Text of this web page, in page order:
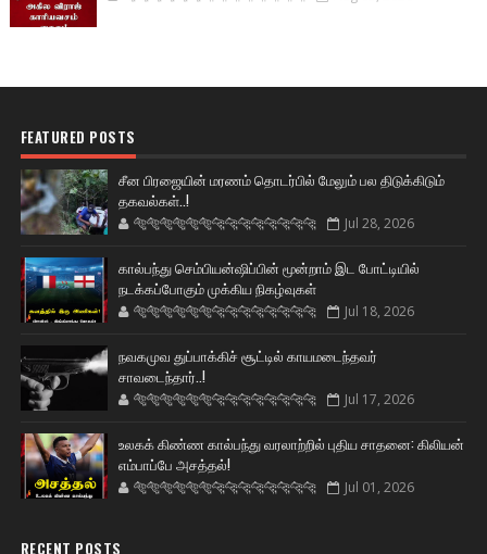
FEATURED POSTS
சீன பிரஜையின் மரணம் தொடர்பில் மேலும் பல திடுக்கிடும்
தகவல்கள்..!
🐅🐅🐅🐅🐅🐅🐆🐆🐆🐆🐆🐆🐆🐆 Jul 28, 2026
கால்பந்து செம்பியன்ஷிப்பின் மூன்றாம் இட போட்டியில்
நடக்கப்போகும் முக்கிய நிகழ்வுகள்
🐅🐅🐅🐅🐅🐅🐆🐆🐆🐆🐆🐆🐆🐆 Jul 18, 2026
நவகமுவ துப்பாக்கிச் சூட்டில் காயமடைந்தவர்
சாவடைந்தார்..!
🐅🐅🐅🐅🐅🐅🐆🐆🐆🐆🐆🐆🐆🐆 Jul 17, 2026
உலகக் கிண்ண கால்பந்து வரலாற்றில் புதிய சாதனை: கிலியன்
எம்பாப்பே அசத்தல்!
🐅🐅🐅🐅🐅🐅🐆🐆🐆🐆🐆🐆🐆🐆 Jul 01, 2026
RECENT POSTS